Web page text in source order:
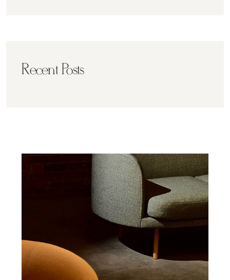
Recent Posts